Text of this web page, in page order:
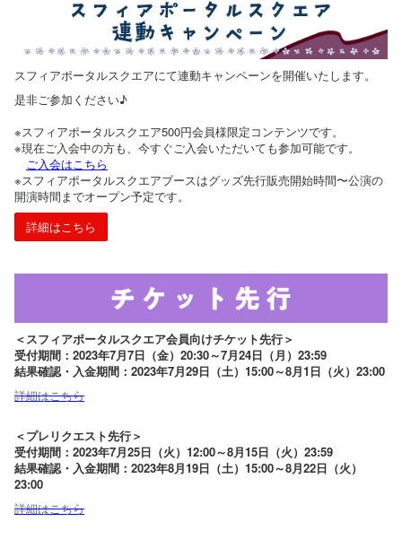
スフィアポータルスクエアにて連動キャンペーンを開催いたします。
是非ご参加ください♪
※スフィアポータルスクエア500円会員様限定コンテンツです。
※現在ご入会中の方も、今すぐご入会いただいても参加可能です。
ご入会はこちら
※スフィアポータルスクエアブースはグッズ先行販売開始時間〜公演の
開演時間までオープン予定です。
詳細はこちら
＜スフィアポータルスクエア会員向けチケット先行＞
受付期間：2023年7月7日（金）20:30～7月24日（月）23:59
結果確認・入金期間：2023年7月29日（土）15:00～8月1日（火）23:00
詳細はこちら
＜プレリクエスト先行＞
受付期間：2023年7月25日（火）12:00～8月15日（火）23:59
結果確認・入金期間：2023年8月19日（土）15:00～8月22日（火）
23:00
詳細はこちら